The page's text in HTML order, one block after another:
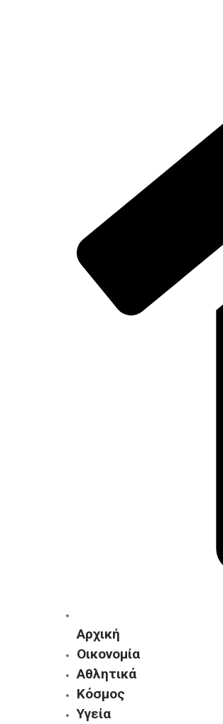
Αρχική
Οικονομία
Αθλητικά
Κόσμος
Υγεία